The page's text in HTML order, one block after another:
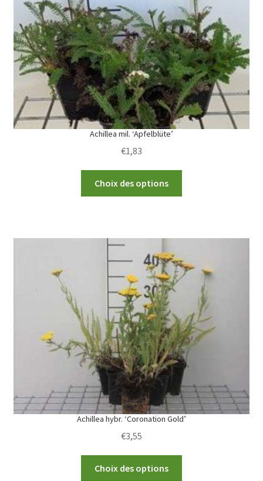
be
chosen
on
the
product
page
Achillea mil. ‘Apfelblüte’
€1,83
Choix des options
variants.
options
may
chosen
on
the
product
page
Achillea hybr. ‘Coronation Gold’
€3,55
Choix des options